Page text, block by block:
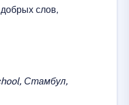
слов,
Стамбул,